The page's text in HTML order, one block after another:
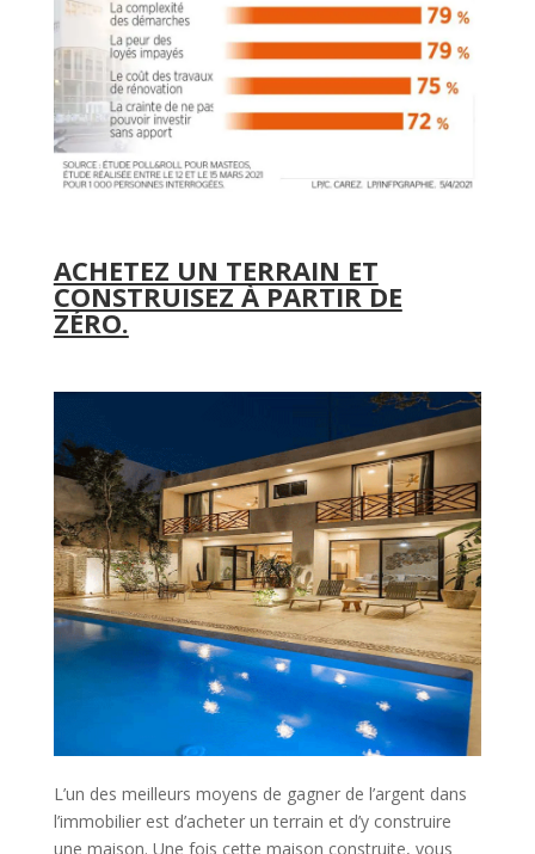
ACHETEZ UN TERRAIN ET
CONSTRUISEZ À PARTIR DE
ZÉRO.
L’un des meilleurs moyens de gagner de l’argent dans
l’immobilier est d’acheter un terrain et d’y construire
une maison. Une fois cette maison construite, vous